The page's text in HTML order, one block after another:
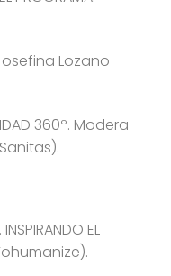
Josefina Lozano
360º. Modera
EL